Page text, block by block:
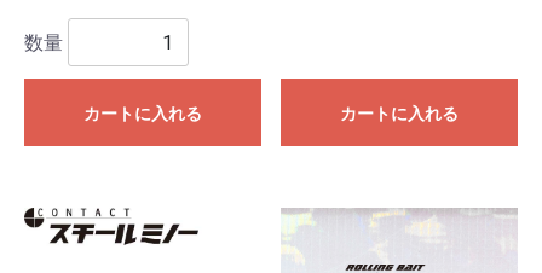
数量
カートに入れる カートに入れる